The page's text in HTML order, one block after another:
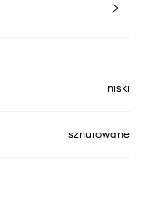
niski
sznurowane